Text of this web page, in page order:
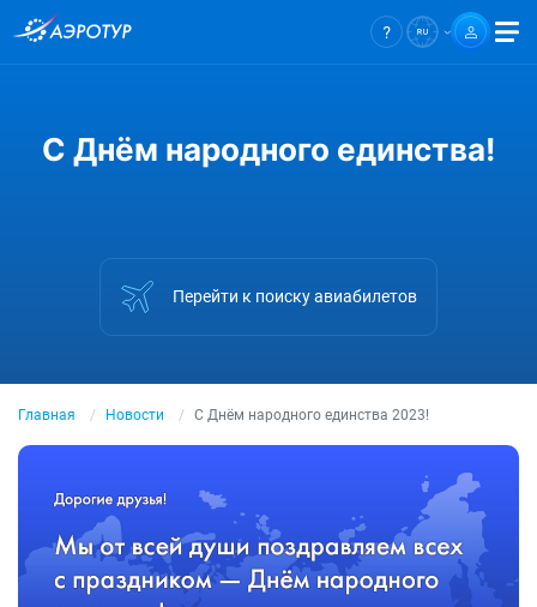
С Днём народного единства!
Перейти к поиску авиабилетов
Главная Новости С Днём народного единства 2023!